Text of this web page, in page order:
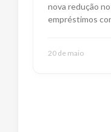
nova redução
empréstimos
20 de maio